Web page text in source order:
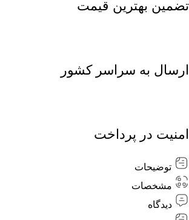
تضمین بهترین قیمت
ارسال به سراسر کشور
امنیت در پرداخت
توضیحات
مشخصات
دیدگاه